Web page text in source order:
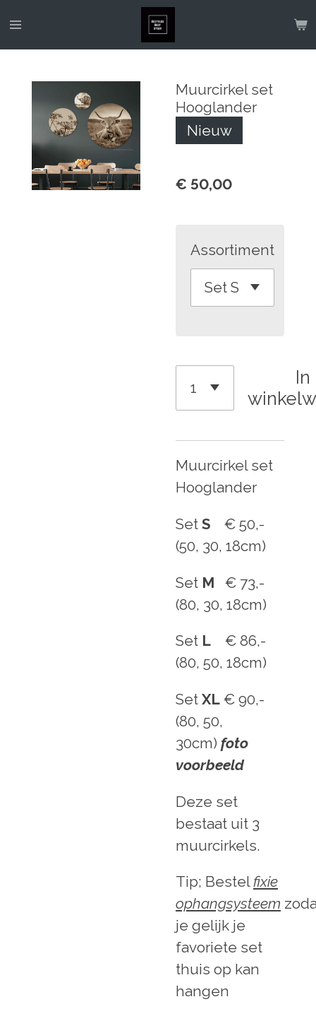
Ga
hoofdinhoud
Muurcirkel set
Hooglander
Nieuw
€ 50,00
Assortiment
In
Muurcirkel set
Hooglander
Set S € 50,-
(50, 30, 18cm)
Set M € 73,-
(80, 30, 18cm)
Set L
€ 86,-
(80, 50, 18cm)
Set XL € 90,-
(80, 50,
30cm) foto
voorbeeld
Deze set
bestaat uit 3
muurcirkels.
Tip; Bestelfixie
ophangsysteem
je gelijk je
favoriete set
thuis op kan
hangen